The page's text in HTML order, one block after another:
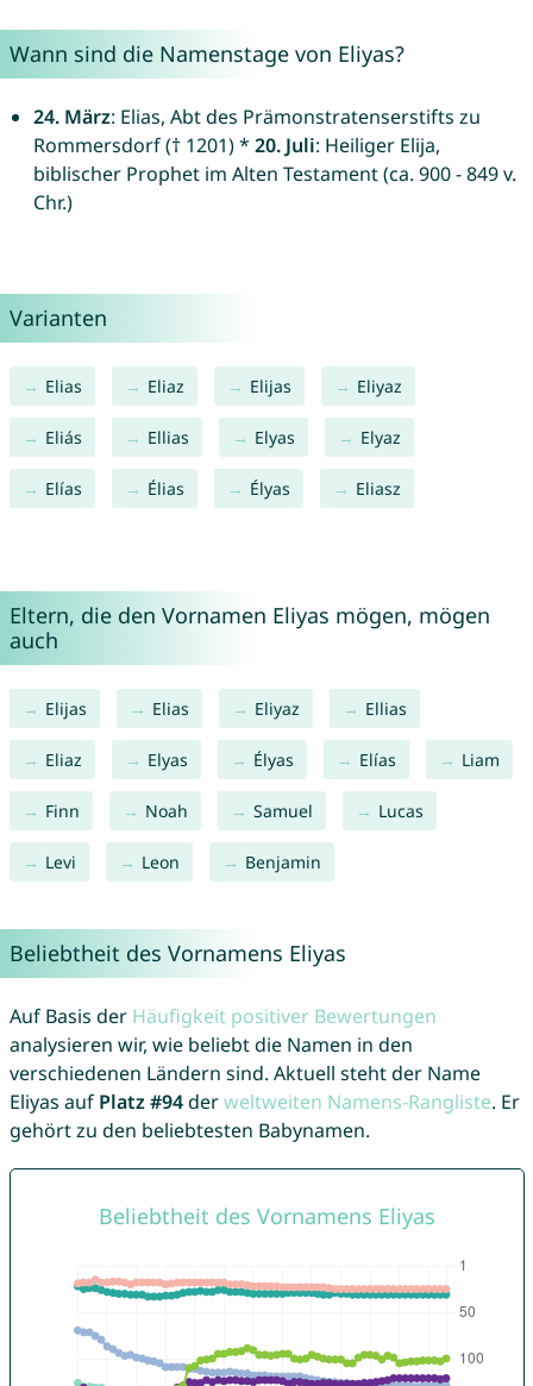
Wann sind die Namenstage von Eliyas?
24. März: Elias, Abt des Prämonstratenserstifts zu
Rommersdorf († 1201) * 20. Juli: Heiliger Elija,
biblischer Prophet im Alten Testament (ca. 900 - 849 v.
Chr.)
Varianten
Elias Eliaz Elijas Eliyaz
Eliás Ellias Elyas Elyaz
Elías Élias Élyas Eliasz
Eltern, die den Vornamen Eliyas mögen, mögen
auch
Elijas Elias Eliyaz Ellias
Eliaz Elyas Élyas Elías Liam
Finn Noah Samuel Lucas
Levi Leon Benjamin
Beliebtheit des Vornamens Eliyas
Auf Basis der Häufigkeit positiver Bewertungen
analysieren wir, wie beliebt die Namen in den
verschiedenen Ländern sind. Aktuell steht der Name
Eliyas auf Platz #94derweltweiten Namens-Rangliste. Er
gehört zu den beliebtesten Babynamen.